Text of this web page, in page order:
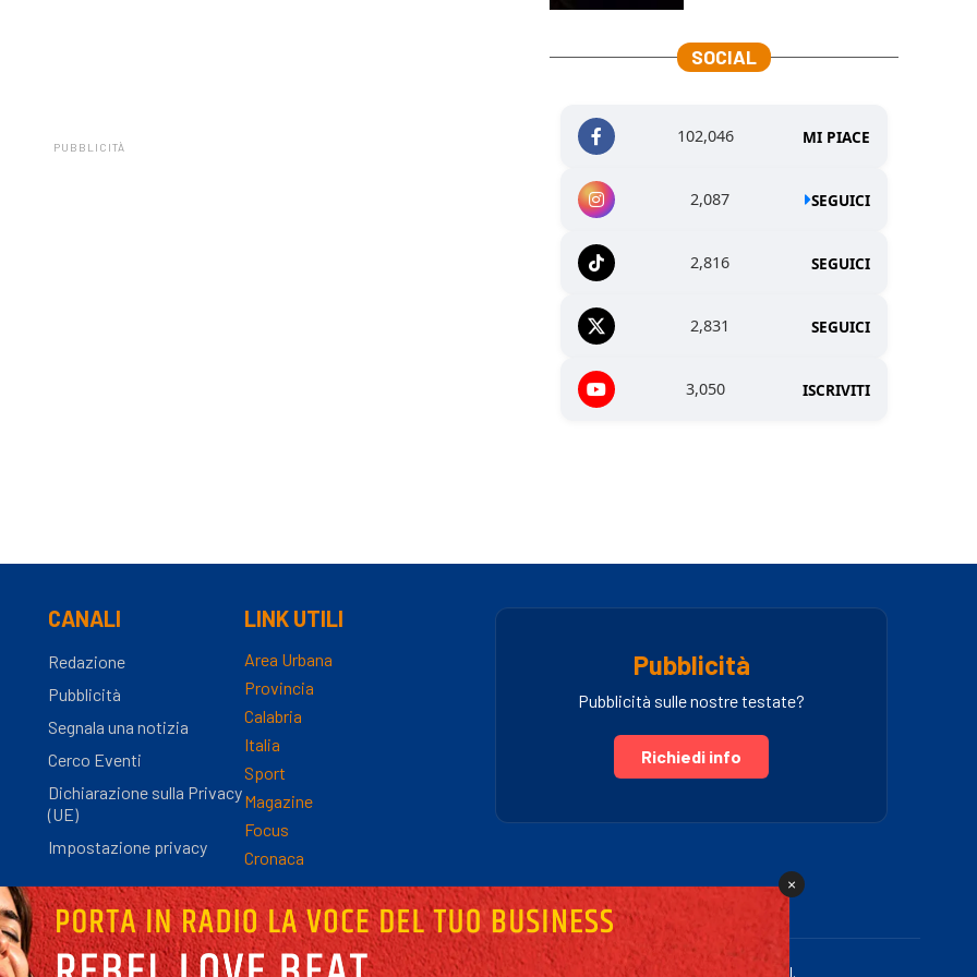
PUBBLICITÀ
SOCIAL
102,046 MI PIACE
2,087 SEGUICI
2,816 SEGUICI
2,831 SEGUICI
3,050 ISCRIVITI
CANALI
Redazione
Pubblicità
Segnala una notizia
Cerco Eventi
Dichiarazione sulla Privacy
(UE)
Impostazione privacy
LINK UTILI
Area Urbana
Provincia
Calabria
Italia
Sport
Magazine
Focus
Cronaca
Pubblicità
Pubblicità sulle nostre testate?
Richiedi info
Registro Stampa n.9/2012 - Direttore Responsabile Simona Gambaro | P.IVA 03005460781 | Powered by Fullmidia s.r.l.
×